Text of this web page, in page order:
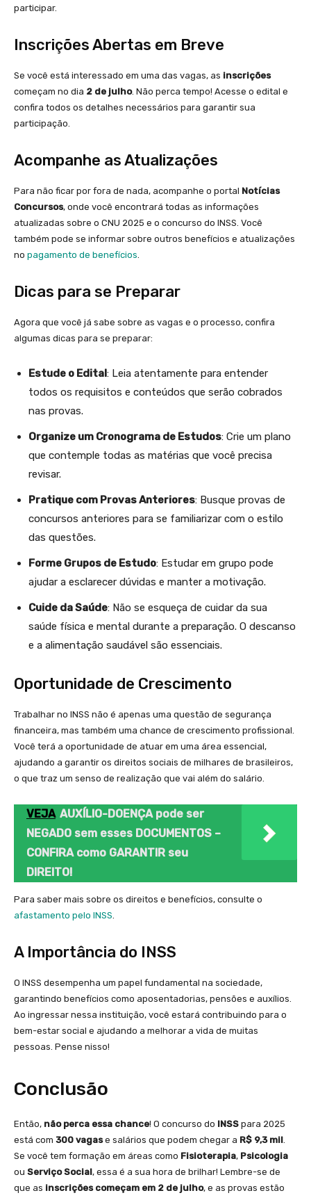
participar.
Inscrições Abertas em Breve
Se você está interessado em uma das vagas, as inscrições
começam no dia 2 de julho. Não perca tempo! Acesse o edital e
confira todos os detalhes necessários para garantir sua
participação.
Acompanhe as Atualizações
Para não ficar por fora de nada, acompanhe o portal Notícias
Concursos, onde você encontrará todas as informações
atualizadas sobre o CNU 2025 e o concurso do INSS. Você
também pode se informar sobre outros benefícios e atualizações
no pagamento de benefícios.
Dicas para se Preparar
Agora que você já sabe sobre as vagas e o processo, confira
algumas dicas para se preparar:
Estude o Edital: Leia atentamente para entender
todos os requisitos e conteúdos que serão cobrados
nas provas.
Organize um Cronograma de Estudos: Crie um plano
que contemple todas as matérias que você precisa
revisar.
Pratique com Provas Anteriores: Busque provas de
concursos anteriores para se familiarizar com o estilo
das questões.
Forme Grupos de Estudo: Estudar em grupo pode
ajudar a esclarecer dúvidas e manter a motivação.
Cuide da Saúde: Não se esqueça de cuidar da sua
saúde física e mental durante a preparação. O descanso
e a alimentação saudável são essenciais.
Oportunidade de Crescimento
Trabalhar no INSS não é apenas uma questão de segurança
financeira, mas também uma chance de crescimento profissional.
Você terá a oportunidade de atuar em uma área essencial,
ajudando a garantir os direitos sociais de milhares de brasileiros,
o que traz um senso de realização que vai além do salário.
VEJA AUXÍLIO-DOENÇA pode ser
NEGADO sem esses DOCUMENTOS –
CONFIRA como GARANTIR seu
DIREITO!
Para saber mais sobre os direitos e benefícios, consulte o
afastamento pelo INSS.
A Importância do INSS
O INSS desempenha um papel fundamental na sociedade,
garantindo benefícios como aposentadorias, pensões e auxílios.
Ao ingressar nessa instituição, você estará contribuindo para o
bem-estar social e ajudando a melhorar a vida de muitas
pessoas. Pense nisso!
Conclusão
Então, não perca essa chance! O concurso do INSS para 2025
está com 300 vagase salários que podem chegar a R$ 9,3 mil.
Se você tem formação em áreas como Fisioterapia, Psicologia
ou Serviço Social, essa é a sua hora de brilhar! Lembre-se de
que as inscrições começam em 2 de julho, e as provas estão